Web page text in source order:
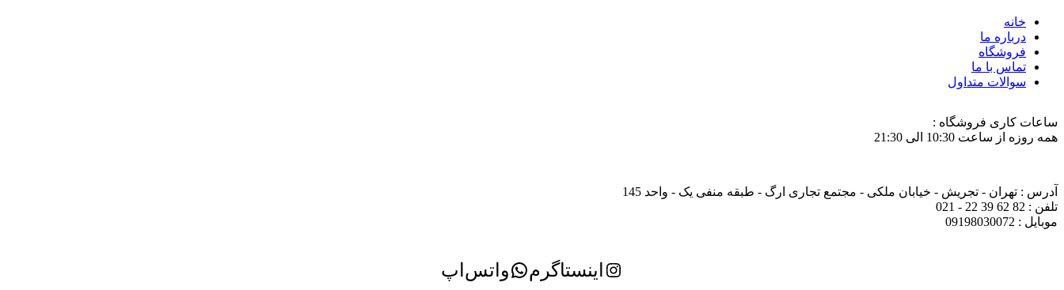
خانه
درباره ما
فروشگاه
تماس با ما
سوالات متداول
ساعات کاری فروشگاه :
همه روزه از ساعت 10:30 الی 21:30
آدرس : تهران - تجریش - خیابان ملکی - مجتمع تجاری ارگ - طبقه منفی یک - واحد 145
تلفن : 82 62 39 22 - 021
موبایل : 09198030072
اینستاگرم واتس‌اپ